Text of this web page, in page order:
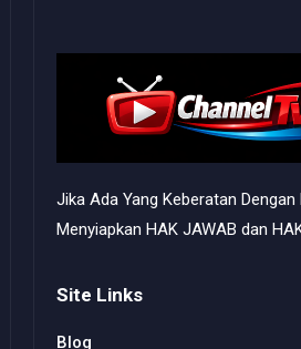
Jika Ada Yang Keberatan
Menyiapkan HAK JAWAB dan
Site Links
Blog